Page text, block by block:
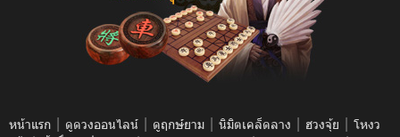
หน้าแรก | ดูดวงออนไลน์ | ดูฤกษ์ยาม | นิมิตเคล็ดลาง | ฮวงจุ้ย | โหงว